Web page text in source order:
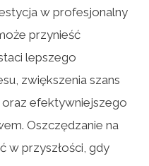
w profesjonalny
przynieść
lepszego
zwiększenia szans
oraz efektywniejszego
Oszczędzanie na
w przyszłości, gdy